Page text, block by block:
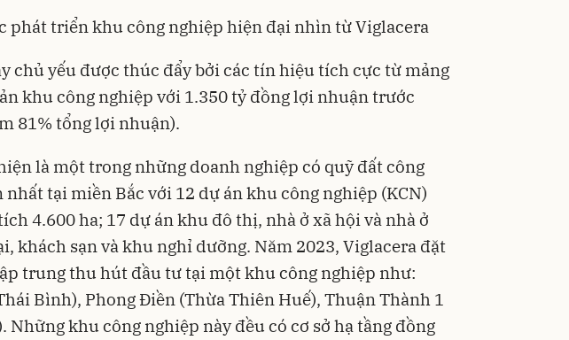
phát triển khu công nghiệp hiện đại nhìn từ Viglacera
chủ yếu được thúc đẩy bởi các tín hiệu tích cực từ mảng
khu công nghiệp với 1.350 tỷ đồng lợi nhuận trước
81% tổng lợi nhuận).
là một trong những doanh nghiệp có quỹ đất công
nhất tại miền Bắc với 12 dự án khu công nghiệp (KCN)
4.600 ha; 17 dự án khu đô thị, nhà ở xã hội và nhà ở
khách sạn và khu nghỉ dưỡng. Năm 2023, Viglacera đặt
trung thu hút đầu tư tại một khu công nghiệp như:
Bình), Phong Điền (Thừa Thiên Huế), Thuận Thành 1
Những khu công nghiệp này đều có cơ sở hạ tầng đồng